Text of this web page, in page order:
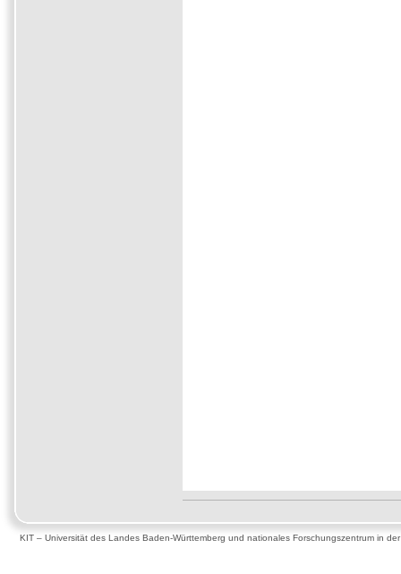
KIT – Universität des Landes Baden-Württemberg und nationales Forschungszentrum in